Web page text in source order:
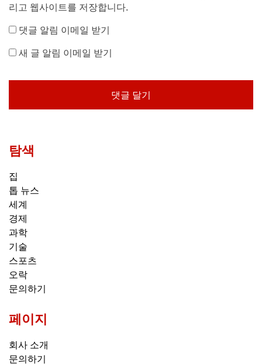
리고 웹사이트를 저장합니다.
댓글 알림 이메일 받기
새 글 알림 이메일 받기
탐색
집
톱 뉴스
세계
경제
과학
기술
스포츠
오락
문의하기
페이지
회사 소개
문의하기